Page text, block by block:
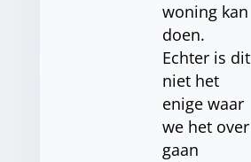
woning kan
doen.
Echter is dit
niet het
enige waar
we het over
gaan